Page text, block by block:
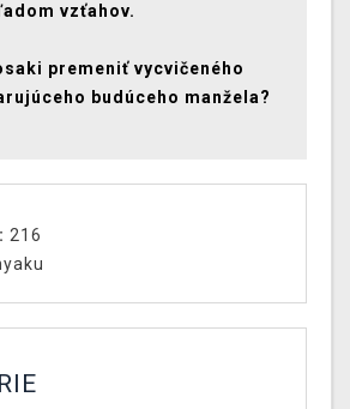
vzťahov.
premeniť vycvičeného
budúceho manžela?
216